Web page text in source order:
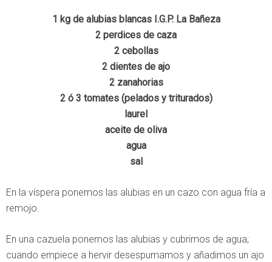
1 kg de alubias blancas I.G.P. La Bañeza
2 perdices de caza
2 cebollas
2 dientes de ajo
2 zanahorias
2 ó 3 tomates (pelados y triturados)
laurel
aceite de oliva
agua
sal
En la víspera ponemos las alubias en un cazo con agua fría a
remojo.
En una cazuela ponemos las alubias y cubrimos de agua;
cuando empiece a hervir desespumamos y añadimos un ajo